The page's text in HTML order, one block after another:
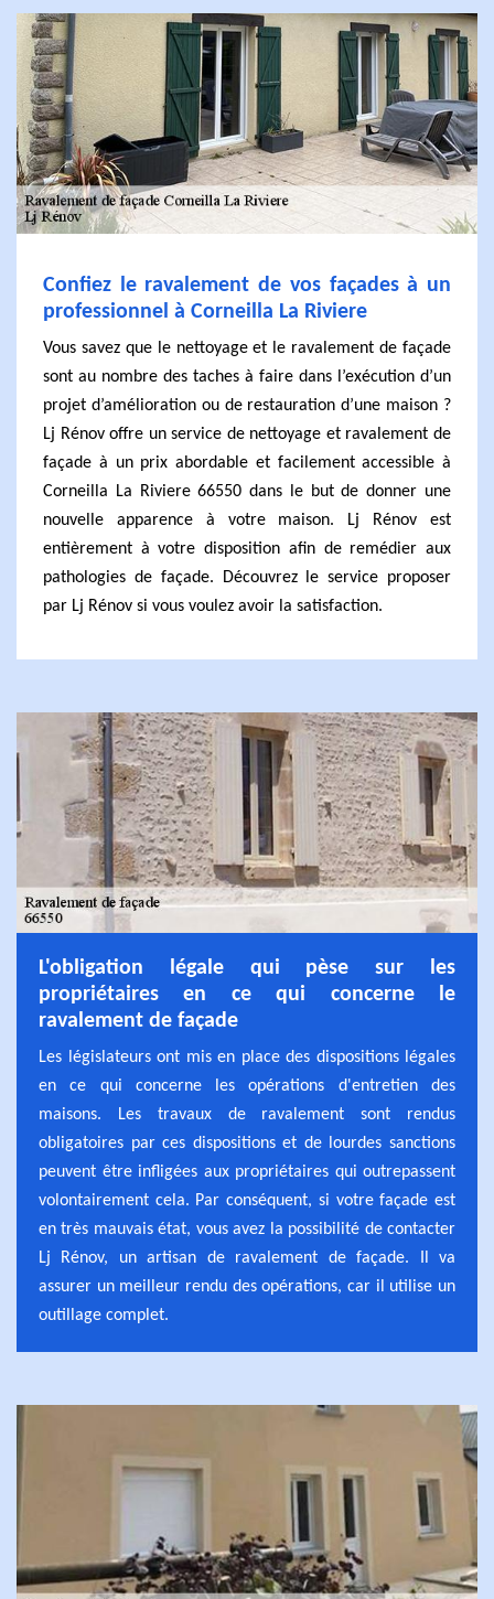
Confiez le ravalement de vos façades à un
professionnel à Corneilla La Riviere
Vous savez que le nettoyage et le ravalement de façade
sont au nombre des taches à faire dans l’exécution d’un
projet d’amélioration ou de restauration d’une maison ?
Lj Rénov offre un service de nettoyage et ravalement de
façade à un prix abordable et facilement accessible à
Corneilla La Riviere 66550 dans le but de donner une
nouvelle apparence à votre maison. Lj Rénov est
entièrement à votre disposition afin de remédier aux
pathologies de façade. Découvrez le service proposer
par Lj Rénov si vous voulez avoir la satisfaction.
L'obligation légale qui pèse sur les
propriétaires en ce qui concerne le
ravalement de façade
Les législateurs ont mis en place des dispositions légales
en ce qui concerne les opérations d'entretien des
maisons. Les travaux de ravalement sont rendus
obligatoires par ces dispositions et de lourdes sanctions
peuvent être infligées aux propriétaires qui outrepassent
volontairement cela. Par conséquent, si votre façade est
en très mauvais état, vous avez la possibilité de contacter
Lj Rénov, un artisan de ravalement de façade. Il va
assurer un meilleur rendu des opérations, car il utilise un
outillage complet.